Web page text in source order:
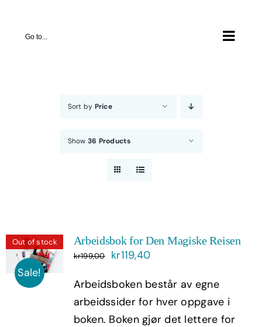
content
Go to...
Sort by Price
Show 36 Products
Out of stock
Sale!
Arbeidsbok for Den Magiske Reisen
kr199,00
Opprinnelig
var:
kr199,00.
kr119,40Nåværende
er:
kr119,40.
Arbeidsboken består av egne
arbeidssider for hver oppgave i
boken. Boken gjør det lettere for